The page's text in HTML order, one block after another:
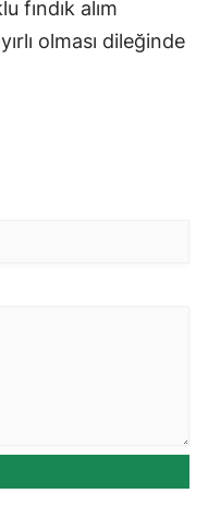
fındık alım
olması dileğinde